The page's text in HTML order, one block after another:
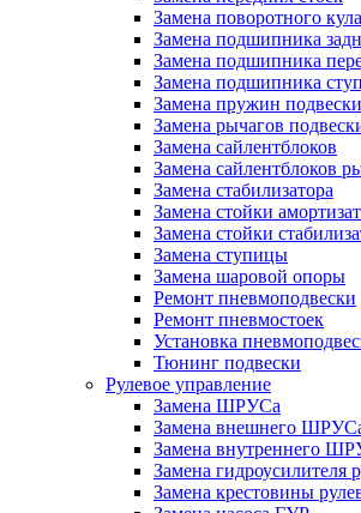
Замена поворотного
Замена подшипника
Замена подшипника
Замена подшипника
Замена пружин подвески
Замена рычагов
Замена сайлентблоков
Замена сайлентблоков
Замена стабилизатора
Замена стойки
Замена стойки
Замена ступицы
Замена шаровой опоры
Ремонт пневмоподвески
Ремонт пневмостоек
Установка
Тюнинг подвески
Рулевое управление
Замена ШРУСа
Замена внешнего
Замена внутреннего
Замена гидроусилителя
Замена крестовины